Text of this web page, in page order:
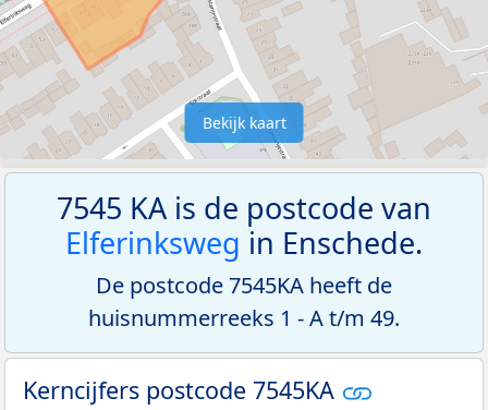
Bekijk kaart
7545 KA is de postcode van
Elferinksweg in Enschede.
De postcode 7545KA heeft de
huisnummerreeks 1 - A t/m 49.
Kerncijfers postcode 7545KA